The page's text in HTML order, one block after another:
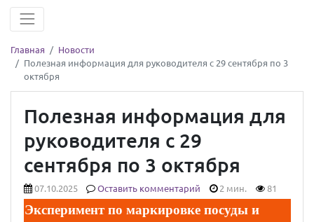
Главная
Новости
Полезная информация для руководителя с 29 сентября по 3
октября
Полезная информация для
руководителя с 29
сентября по 3 октября
07.10.2025 Оставить комментарий 2 мин. 81
Эксперимент по маркировке посуды и